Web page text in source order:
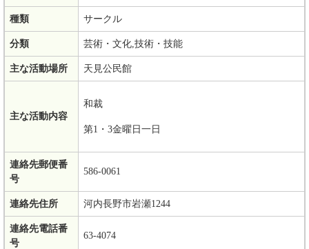
種類 サークル
分類 芸術・文化,技術・技能
主な活動場所 天見公民館
主な活動内容
和裁
第1・3金曜日一日
連絡先郵便番
号
586‐0061
連絡先住所 河内長野市岩瀬1244
連絡先電話番
号
63‐4074